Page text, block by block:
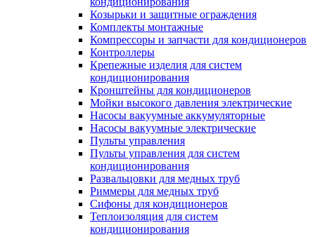
Козырьки и защитные ограждения
Комплекты монтажные
Компрессоры и запчасти для кондиционеров
Контроллеры
Крепежные изделия для систем
кондиционирования
Кронштейны для кондиционеров
Мойки высокого давления электрические
Насосы вакуумные аккумуляторные
Насосы вакуумные электрические
Пульты управления
Пульты управления для систем
кондиционирования
Развальцовки для медных труб
Риммеры для медных труб
Сифоны для кондиционеров
Теплоизоляция для систем
кондиционирования